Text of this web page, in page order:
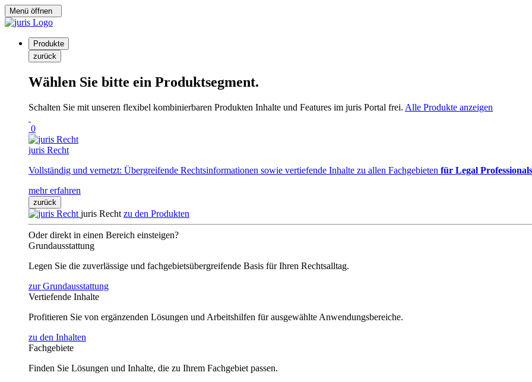
Menü öffnen
Produkte
zurück
Wählen Sie bitte ein Produktsegment.
Schalten Sie mit unseren flexibel kombinierbaren Produkten Inhalte und Features im juris Portal frei. Alle Produkte anzeigen
0
juris Recht
Vollständig und vernetzt: Übergreifende Rechtsinformationen sowie vertiefende Inhalte zu allen Fachgebieten für Legal Professionals
mehr erfahren
zurück
juris Recht zu den Produkten
Oder direkt in einen Bereich einsteigen?
Grundausstattung
Legen Sie die zuverlässige und fachgebietsübergreifende Basis für Ihren Rechtsalltag.
zur Grundausstattung
Vertiefende Inhalte
Profitieren Sie von ergänzenden Lösungen und Arbeitshilfen für ausgewählte Anwendungsbereiche.
zu den Inhalten
Fachgebiete
Finden Sie Lösungen und Inhalte, die zu Ihrem Fachgebiet passen.